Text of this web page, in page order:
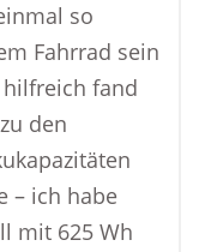
so
Fahrrad sein
fand
den
– ich habe
mit 625 Wh